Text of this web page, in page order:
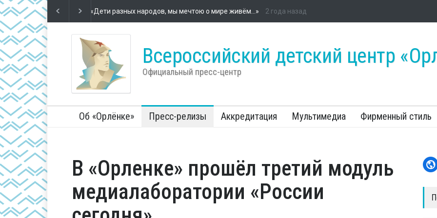
Футбол – школа жизни
Во Всероссийском детском центре «Орлёнок» стартовала энергетическая
2 года назад
Всероссийский детский центр
Официальный пресс-центр
Об «Орлёнке» Пресс-релизы Аккредитация Мультимедиа Фирменный стиль
В «Орленке» прошёл третий модуль
медиалаборатории «России